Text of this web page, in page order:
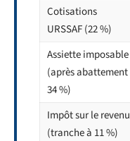
Cotisations
URSSAF (22 %)
Assiette imposable
(après abattement
34 %)
Impôt sur le revenu
(tranche à 11 %)